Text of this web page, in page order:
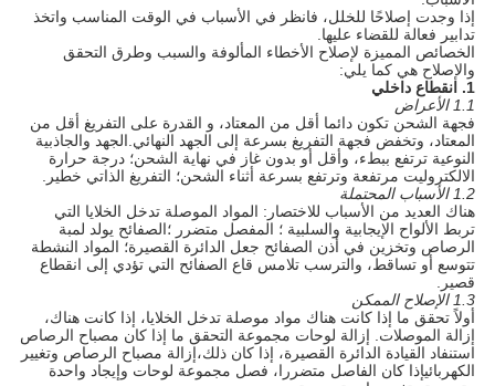
إذا وجدت إصلاحًا للخلل، فانظر في الأسباب في الوقت المناسب واتخذ
تدابير فعالة للقضاء عليها.
الخصائص المميزة لإصلاح الأخطاء المألوفة والسبب وطرق التحقق
والإصلاح هي كما يلي:
1. انقطاع داخلي
1.1 الأعراض
فجهة الشحن تكون دائما أقل من المعتاد، و القدرة على التفريغ أقل من
المعتاد، وتخفض فجهة التفريغ بسرعة إلى الجهد النهائي.الجهد والجاذبية
النوعية ترتفع ببطء، وأقل أو بدون غاز في نهاية الشحن؛ درجة حرارة
الالكتروليت مرتفعة وترتفع بسرعة أثناء الشحن؛ التفريغ الذاتي خطير.
1.2 الأسباب المحتملة
هناك العديد من الأسباب للاختصار: المواد الموصلة تدخل الخلايا التي
تربط الألواح الإيجابية والسلبية ؛ المفصل متضرر ؛الصفائح يولد لمبة
الرصاص وتخزين في أذن الصفائح جعل الدائرة القصيرة؛ المواد النشطة
تتوسع أو تساقط، والترسب تلامس قاع الصفائح التي تؤدي إلى انقطاع
قصير.
1.3 الإصلاح الممكن
أولاً تحقق ما إذا كانت هناك مواد موصلة تدخل الخلايا، إذا كانت هناك،
إزالة الموصلات. إزالة لوحات مجموعة التحقق ما إذا كان مصباح الرصاص
استنفاد القيادة الدائرة القصيرة، إذا كان ذلك،إزالة مصباح الرصاص وتغيير
الكهربائيإذا كان الفاصل متضررا، فصل مجموعة لوحات وإيجاد واحدة